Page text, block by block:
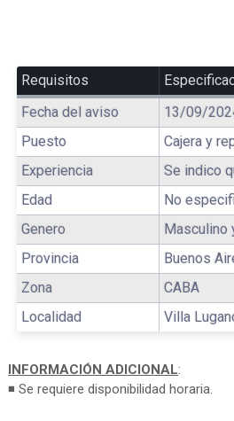
Requisitos
Fecha del aviso
13/09/
Puesto
Cajera y
Experiencia
Se indico
Edad
No
Genero
Masculino
Provincia
Buenos
Zona
CABA
Localidad
Villa
INFORMACIÓN ADICIONAL:
◾ Se requiere disponibilidad horaria.